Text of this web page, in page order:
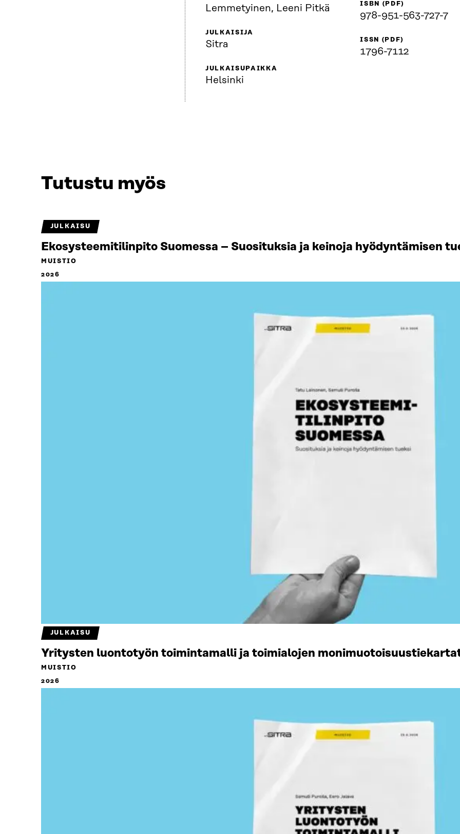
Lemmetyinen, Leeni Pitkä
JULKAISIJA
Sitra
JULKAISUPAIKKA
Helsinki
ISBN (PDF)
978-951-563-727-7
ISSN (PDF)
1796-7112
Tutustu myös
JULKAISU
Ekosysteemitilinpito Suomessa – Suosituksia ja keinoja hyödyntämisen
MUISTIO
2026
JULKAISU
Yritysten luontotyön toimintamalli ja toimialojen
MUISTIO
2026